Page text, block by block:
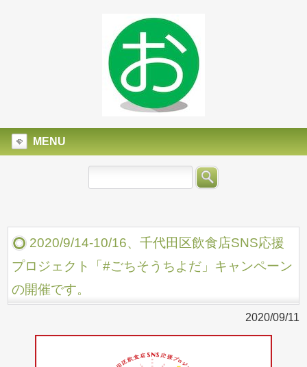
MENU
2020/9/14-10/16、千代田区飲食店SNS応援
プロジェクト「#ごちそうちよだ」キャンペーン
の開催です。
2020/09/11